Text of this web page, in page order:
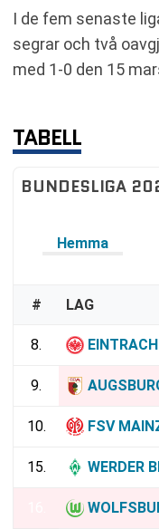
I de fem senaste
segrar och två
med 1-0 den 15
TABELL
BUNDESLIGA
Hemma
# LAG
8.
9.
10. FSV
15. WERDER